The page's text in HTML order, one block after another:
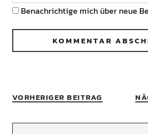
Benachrichtige mich über neue
VORHERIGER BEITRAG